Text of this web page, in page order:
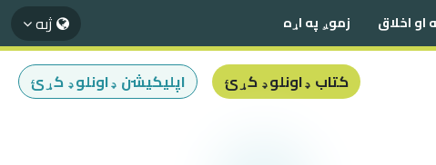
او اخلاق زموږ په اړه ژبه
کتاب ډاونلوډ کړئ اپلیکیشن ډاونلوډ کړئ